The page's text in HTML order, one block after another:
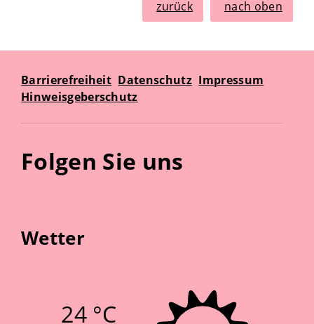
zurück nach oben
Barrierefreiheit Datenschutz Impressum
Hinweisgeberschutz
Folgen Sie uns
Wetter
24 °C